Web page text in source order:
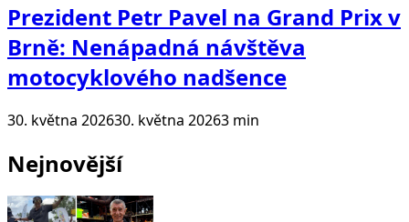
Prezident Petr Pavel na Grand Prix v
Brně: Nenápadná návštěva
motocyklového nadšence
30. května 202630. května 20263 min
Nejnovější